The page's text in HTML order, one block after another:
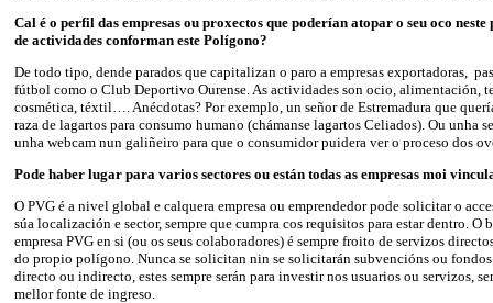
Cal é o perfil das empresas ou proxectos que poderían atopar o seu oco
de actividades conforman este Polígono?
De todo tipo, dende parados que capitalizan o paro a empresas exportadoras,
fútbol como o Club Deportivo Ourense. As actividades son ocio, alimentación,
cosmética, téxtil…. Anécdotas? Por exemplo, un señor de Estremadura que
raza de lagartos para consumo humano (chámanse lagartos Celiados). Ou unha
unha webcam nun galiñeiro para que o consumidor puidera ver o proceso dos
Pode haber lugar para varios sectores ou están todas as empresas moi
O PVG é a nivel global e calquera empresa ou emprendedor pode solicitar o
súa localización e sector, sempre que cumpra cos requisitos para estar dentro. O
empresa PVG en si (ou os seus colaboradores) é sempre froito de servizos
do propio polígono. Nunca se solicitan nin se solicitarán subvencións ou
directo ou indirecto, estes sempre serán para investir nos usuarios ou servizos,
mellor fonte de ingreso.